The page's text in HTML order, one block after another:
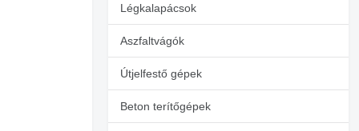
Légkalapácsok
Aszfaltvágók
Útjelfestő gépek
Beton terítőgépek